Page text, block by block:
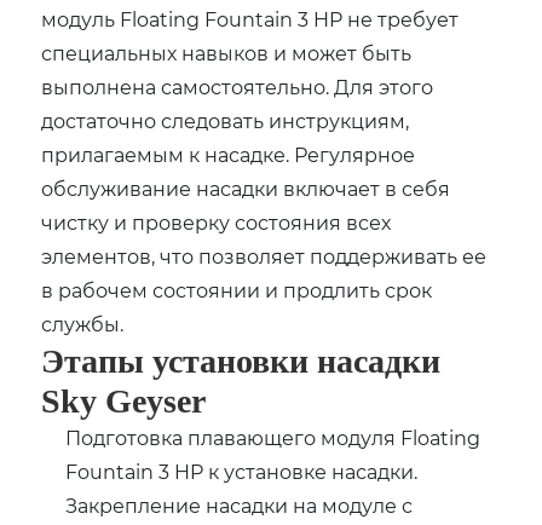
модуль Floating Fountain 3 HP не требует
специальных навыков и может быть
выполнена самостоятельно. Для этого
достаточно следовать инструкциям,
прилагаемым к насадке. Регулярное
обслуживание насадки включает в себя
чистку и проверку состояния всех
элементов, что позволяет поддерживать ее
в рабочем состоянии и продлить срок
службы.
Этапы установки насадки
Sky Geyser
Подготовка плавающего модуля Floating
Fountain 3 HP к установке насадки.
Закрепление насадки на модуле с